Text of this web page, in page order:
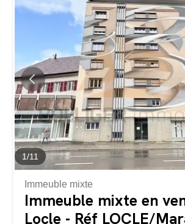
1/11
Immeuble mixte
Immeuble mixte en
Locle - Réf LOCLE/